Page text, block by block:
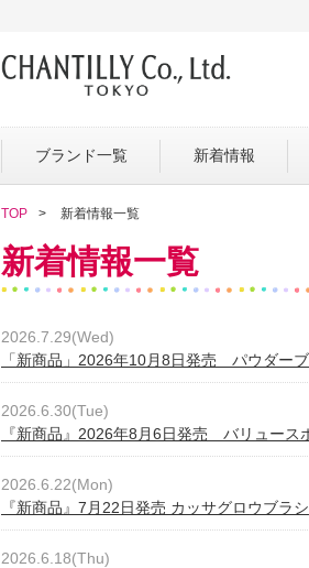
ブランド一覧 新着情報
TOP 新着情報一覧
新着情報一覧
2026.7.29(Wed)
「新商品」2026年10月8日発売 パウダーブ
2026.6.30(Tue)
『新商品』2026年8月6日発売 バリュース
2026.6.22(Mon)
『新商品』7月22日発売 カッサグロウブラシ
2026.6.18(Thu)